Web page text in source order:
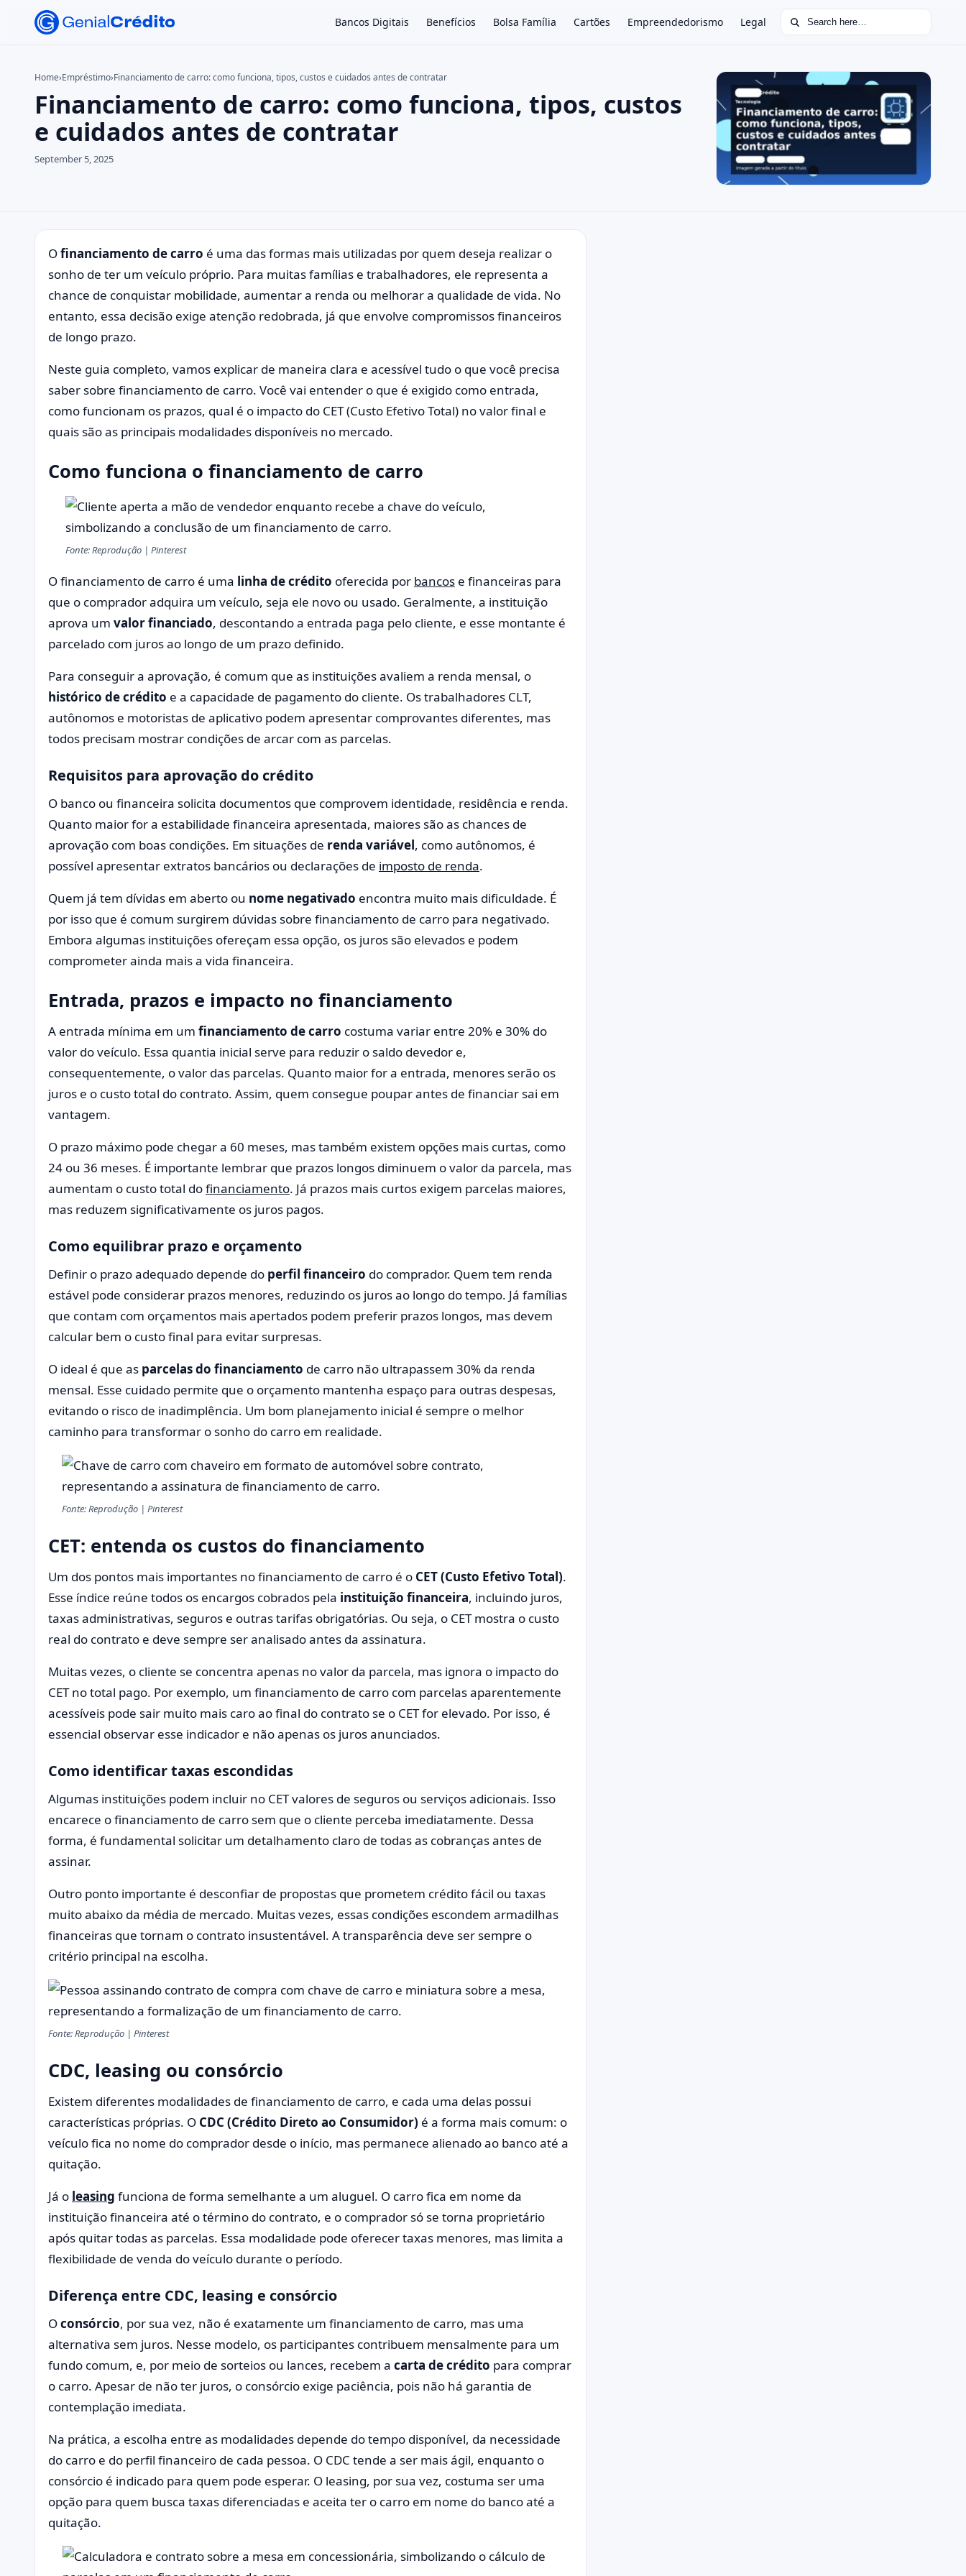
Bancos Digitais Benefícios Bolsa Família Cartões Empreendedorismo Legal Search for:
Search the site ×
Search for:
Press Enter to search or ESC to close.
Home›Empréstimo›Financiamento de carro: como funciona, tipos, custos e cuidados antes de contratar
Financiamento de carro: como funciona, tipos, custos
e cuidados antes de contratar
September 5, 2025
Ofinanciamento de carro é uma das formas mais utilizadas por quem deseja realizar o
sonho de ter um veículo próprio. Para muitas famílias e trabalhadores, ele representa a
chance de conquistar mobilidade, aumentar a renda ou melhorar a qualidade de vida. No
entanto, essa decisão exige atenção redobrada, já que envolve compromissos financeiros
de longo prazo.
Neste guia completo, vamos explicar de maneira clara e acessível tudo o que você precisa
saber sobre financiamento de carro. Você vai entender o que é exigido como entrada,
como funcionam os prazos, qual é o impacto do CET (Custo Efetivo Total) no valor final e
quais são as principais modalidades disponíveis no mercado.
Como funciona o financiamento de carro
Fonte: Reprodução | Pinterest
O financiamento de carro é uma linha de crédito oferecida por bancos e financeiras para
que o comprador adquira um veículo, seja ele novo ou usado. Geralmente, a instituição
aprova um valor financiado, descontando a entrada paga pelo cliente, e esse montante é
parcelado com juros ao longo de um prazo definido.
Para conseguir a aprovação, é comum que as instituições avaliem a renda mensal, o
histórico de crédito e a capacidade de pagamento do cliente. Os trabalhadores CLT,
autônomos e motoristas de aplicativo podem apresentar comprovantes diferentes, mas
todos precisam mostrar condições de arcar com as parcelas.
Requisitos para aprovação do crédito
O banco ou financeira solicita documentos que comprovem identidade, residência e renda.
Quanto maior for a estabilidade financeira apresentada, maiores são as chances de
aprovação com boas condições. Em situações de renda variável, como autônomos, é
possível apresentar extratos bancários ou declarações de imposto de renda.
Quem já tem dívidas em aberto ou nome negativado encontra muito mais dificuldade. É
por isso que é comum surgirem dúvidas sobre financiamento de carro para negativado.
Embora algumas instituições ofereçam essa opção, os juros são elevados e podem
comprometer ainda mais a vida financeira.
Entrada, prazos e impacto no financiamento
A entrada mínima em um financiamento de carro costuma variar entre 20% e 30% do
valor do veículo. Essa quantia inicial serve para reduzir o saldo devedor e,
consequentemente, o valor das parcelas. Quanto maior for a entrada, menores serão os
juros e o custo total do contrato. Assim, quem consegue poupar antes de financiar sai em
vantagem.
O prazo máximo pode chegar a 60 meses, mas também existem opções mais curtas, como
24 ou 36 meses. É importante lembrar que prazos longos diminuem o valor da parcela, mas
aumentam o custo total dofinanciamento. Já prazos mais curtos exigem parcelas maiores,
mas reduzem significativamente os juros pagos.
Como equilibrar prazo e orçamento
Definir o prazo adequado depende do perfil financeiro do comprador. Quem tem renda
estável pode considerar prazos menores, reduzindo os juros ao longo do tempo. Já famílias
que contam com orçamentos mais apertados podem preferir prazos longos, mas devem
calcular bem o custo final para evitar surpresas.
O ideal é que as parcelas do financiamento de carro não ultrapassem 30% da renda
mensal. Esse cuidado permite que o orçamento mantenha espaço para outras despesas,
evitando o risco de inadimplência. Um bom planejamento inicial é sempre o melhor
caminho para transformar o sonho do carro em realidade.
Fonte: Reprodução | Pinterest
CET: entenda os custos do financiamento
Um dos pontos mais importantes no financiamento de carro é o CET (Custo Efetivo Total).
Esse índice reúne todos os encargos cobrados pela instituição financeira, incluindo juros,
taxas administrativas, seguros e outras tarifas obrigatórias. Ou seja, o CET mostra o custo
real do contrato e deve sempre ser analisado antes da assinatura.
Muitas vezes, o cliente se concentra apenas no valor da parcela, mas ignora o impacto do
CET no total pago. Por exemplo, um financiamento de carro com parcelas aparentemente
acessíveis pode sair muito mais caro ao final do contrato se o CET for elevado. Por isso, é
essencial observar esse indicador e não apenas os juros anunciados.
Como identificar taxas escondidas
Algumas instituições podem incluir no CET valores de seguros ou serviços adicionais. Isso
encarece o financiamento de carro sem que o cliente perceba imediatamente. Dessa
forma, é fundamental solicitar um detalhamento claro de todas as cobranças antes de
assinar.
Outro ponto importante é desconfiar de propostas que prometem crédito fácil ou taxas
muito abaixo da média de mercado. Muitas vezes, essas condições escondem armadilhas
financeiras que tornam o contrato insustentável. A transparência deve ser sempre o
critério principal na escolha.
Fonte: Reprodução | Pinterest
CDC, leasing ou consórcio
Existem diferentes modalidades de financiamento de carro, e cada uma delas possui
características próprias. O CDC (Crédito Direto ao Consumidor) é a forma mais comum: o
veículo fica no nome do comprador desde o início, mas permanece alienado ao banco até a
quitação.
Já o leasing funciona de forma semelhante a um aluguel. O carro fica em nome da
instituição financeira até o término do contrato, e o comprador só se torna proprietário
após quitar todas as parcelas. Essa modalidade pode oferecer taxas menores, mas limita a
flexibilidade de venda do veículo durante o período.
Diferença entre CDC, leasing e consórcio
Oconsórcio, por sua vez, não é exatamente um financiamento de carro, mas uma
alternativa sem juros. Nesse modelo, os participantes contribuem mensalmente para um
fundo comum, e, por meio de sorteios ou lances, recebem a carta de crédito para comprar
o carro. Apesar de não ter juros, o consórcio exige paciência, pois não há garantia de
contemplação imediata.
Na prática, a escolha entre as modalidades depende do tempo disponível, da necessidade
do carro e do perfil financeiro de cada pessoa. O CDC tende a ser mais ágil, enquanto o
consórcio é indicado para quem pode esperar. O leasing, por sua vez, costuma ser uma
opção para quem busca taxas diferenciadas e aceita ter o carro em nome do banco até a
quitação.